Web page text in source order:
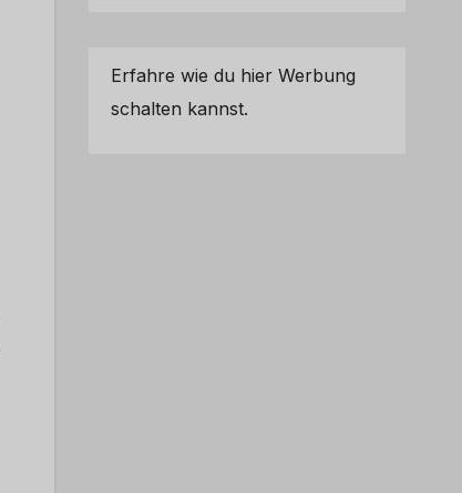
Erfahre wie du hier Werbung
schalten kannst.